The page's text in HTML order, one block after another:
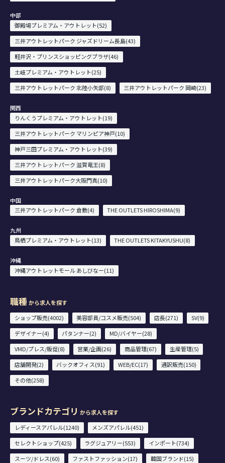
中部
御殿場プレミアム・アウトレット(52)
三井アウトレットパーク ジャズドリーム長島(43)
軽井沢・プリンスショッピングプラザ(46)
土岐プレミアム・アウトレット(25)
三井アウトレットパーク 北陸小矢部(8)
三井アウトレットパーク 岡崎(23)
関西
りんくうプレミアム・アウトレット(19)
三井アウトレットパーク マリンピア神戸(10)
神戸三田プレミアム・アウトレット(39)
三井アウトレットパーク 滋賀竜王(8)
三井アウトレットパーク大阪門真(10)
中国
三井アウトレットパーク 倉敷(4)
THE OUTLETS HIROSHIMA(9)
九州
鳥栖プレミアム・アウトレット(13)
THE OUTLETS KITAKYUSHU(8)
沖縄
沖縄アウトレットモール あしびなー(11)
職種 から求人を探す
ショップ販売(4002)
美容部員/コスメ販売(504) 店長(271)
SV(9)
デザイナー(4)
パタンナー(2)
MD/バイヤー(28)
VMD/プレス/販促(8)
営業/企画(26) 商品管理(67)
生産管理(5)
店舗開発(2)
バックオフィス(91) WEB/EC(17)
通訳販売(150)
その他(258)
ブランドカテゴリ から求人を探す
レディースアパレル(1240)
メンズアパレル(451)
セレクトショップ(425)
ラグジュアリー(553)
インポート(734)
スーツ/ドレス(60)
ファストファッション(17)
韓国ブランド(15)